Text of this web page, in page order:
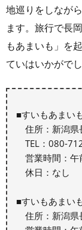
地巡りをしなが
ます。旅行で長
もあまいも」を
ていはいかがでし
■すいもあまい
住所：新潟県
TEL：080-
営業時間：午
休日：なし
■すいもあまい
住所：新潟県